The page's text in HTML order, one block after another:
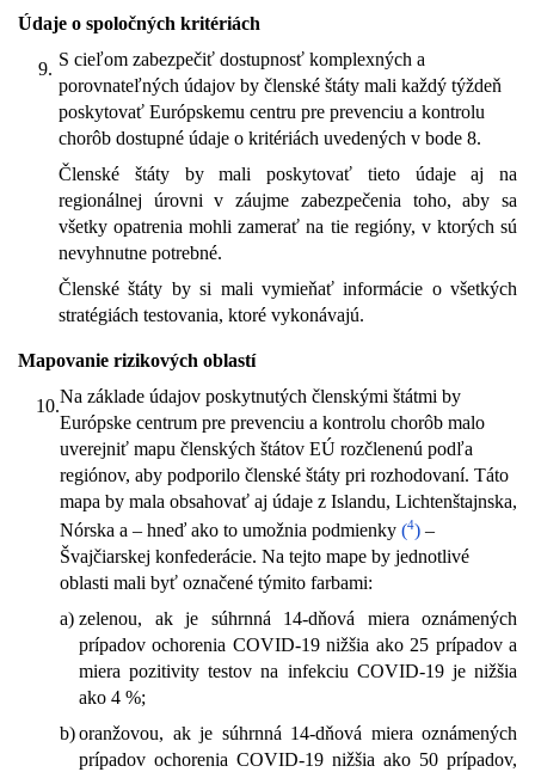
Údaje o spoločných kritériách
9. S cieľom zabezpečiť dostupnosť komplexných a
porovnateľných údajov by členské štáty mali každý týždeň
poskytovať Európskemu centru pre prevenciu a kontrolu
chorôb dostupné údaje o kritériách uvedených v bode 8.
Členské štáty by mali poskytovať tieto údaje aj na
regionálnej úrovni v záujme zabezpečenia toho, aby sa
všetky opatrenia mohli zamerať na tie regióny, v ktorých sú
nevyhnutne potrebné.
Členské štáty by si mali vymieňať informácie o všetkých
stratégiách testovania, ktoré vykonávajú.
Mapovanie rizikových oblastí
10.Na základe údajov poskytnutých členskými štátmi by
Európske centrum pre prevenciu a kontrolu chorôb malo
uverejniť mapu členských štátov EÚ rozčlenenú podľa
regiónov, aby podporilo členské štáty pri rozhodovaní. Táto
mapa by mala obsahovať aj údaje z Islandu, Lichtenštajnska,
Nórska a – hneď ako to umožnia podmienky (4) –
Švajčiarskej konfederácie. Na tejto mape by jednotlivé
oblasti mali byť označené týmito farbami:
a) zelenou, ak je súhrnná 14-dňová miera oznámených
prípadov ochorenia COVID-19 nižšia ako 25 prípadov a
miera pozitivity testov na infekciu COVID-19 je nižšia
ako 4 %;
b)oranžovou, ak je súhrnná 14-dňová miera oznámených
prípadov ochorenia COVID-19 nižšia ako 50 prípadov,